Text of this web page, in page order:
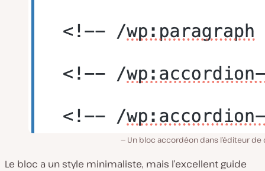
Un bloc accordéon dans l’éditeur de
Le bloc a un style minimaliste, mais l’excellent guide